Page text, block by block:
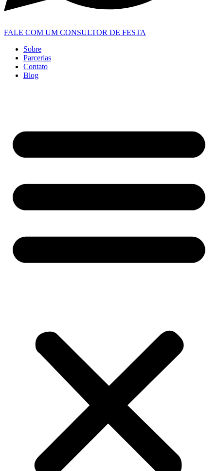
FALE COM UM CONSULTOR DE FESTA
Sobre
Parcerias
Contato
Blog